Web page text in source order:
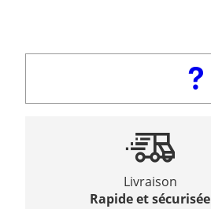
Livraison
Rapide et sécurisée